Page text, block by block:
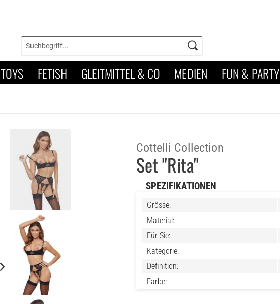
TOYS FETISH GLEITMITTEL & CO MEDIEN FUN & PARTY
Cottelli Collection
Set "Rita"
SPEZIFIKATIONEN
Grösse:
Material:
Für Sie:
Kategorie:
Definition:
Farbe: